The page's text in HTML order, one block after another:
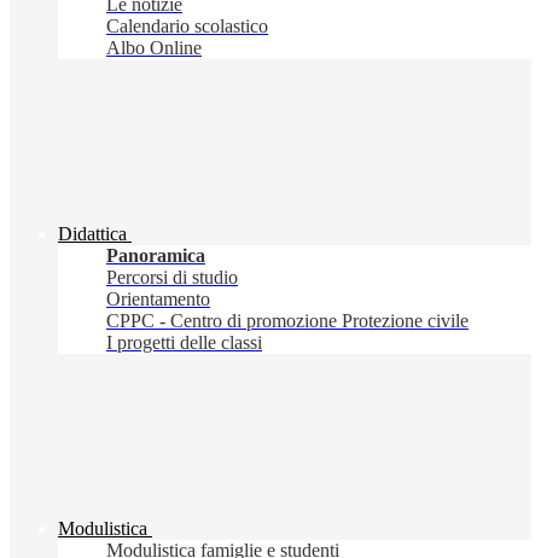
Le notizie
Calendario scolastico
Albo Online
Didattica
Panoramica
Percorsi di studio
Orientamento
CPPC - Centro di promozione Protezione civile
I progetti delle classi
Modulistica
Modulistica famiglie e studenti